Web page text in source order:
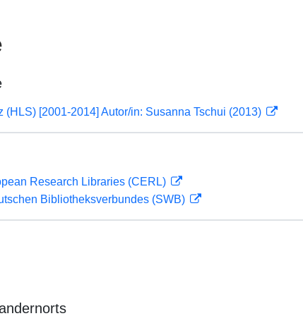
[2001-2014] Autor/in: Susanna Tschui (2013)
Research Libraries (CERL)
Bibliotheksverbundes (SWB)